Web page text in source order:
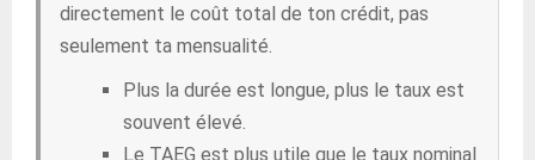
directement le coût total de ton crédit, pas
seulement ta mensualité.
Plus la durée est longue, plus le taux est
souvent élevé.
Le TAEG est plus utile que le taux nominal